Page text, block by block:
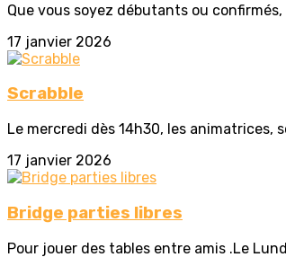
Que vous soyez débutants ou
17 janvier 2026
Scrabble
Le mercredi dès 14h30, les animatrices,
17 janvier 2026
Bridge parties libres
Pour jouer des tables entre amis .Le